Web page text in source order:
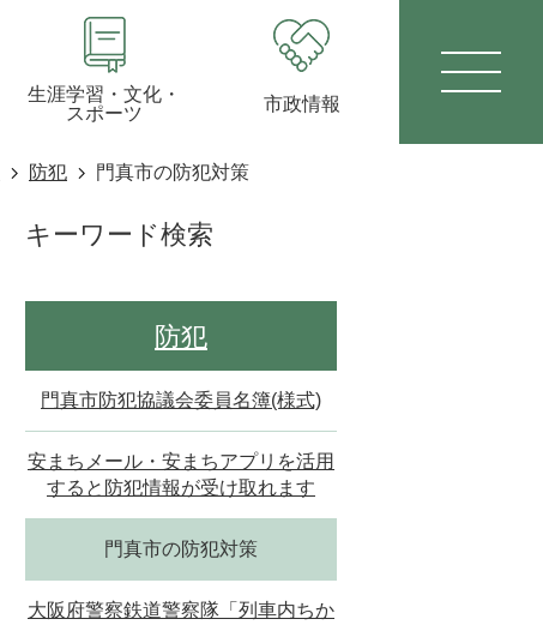
生涯学習・文化・
スポーツ
市政情報
防犯 門真市の防犯対策
キーワード検索
防犯
門真市防犯協議会委員名簿(様式)
安まちメール・安まちアプリを活用
すると防犯情報が受け取れます
門真市の防犯対策
大阪府警察鉄道警察隊「列車内ちか